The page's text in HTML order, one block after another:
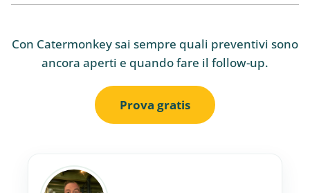
Con Catermonkey sai sempre quali preventivi sono
ancora aperti e quando fare il follow-up.
Prova gratis